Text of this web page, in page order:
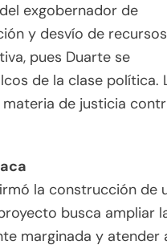
exgobernador de
y desvío de recursos
pues Duarte se
de la clase política.
de justicia
la construcción de
busca ampliar
marginada y atender